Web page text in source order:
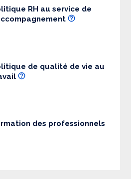
RH au service de
de qualité de vie au
des professionnels